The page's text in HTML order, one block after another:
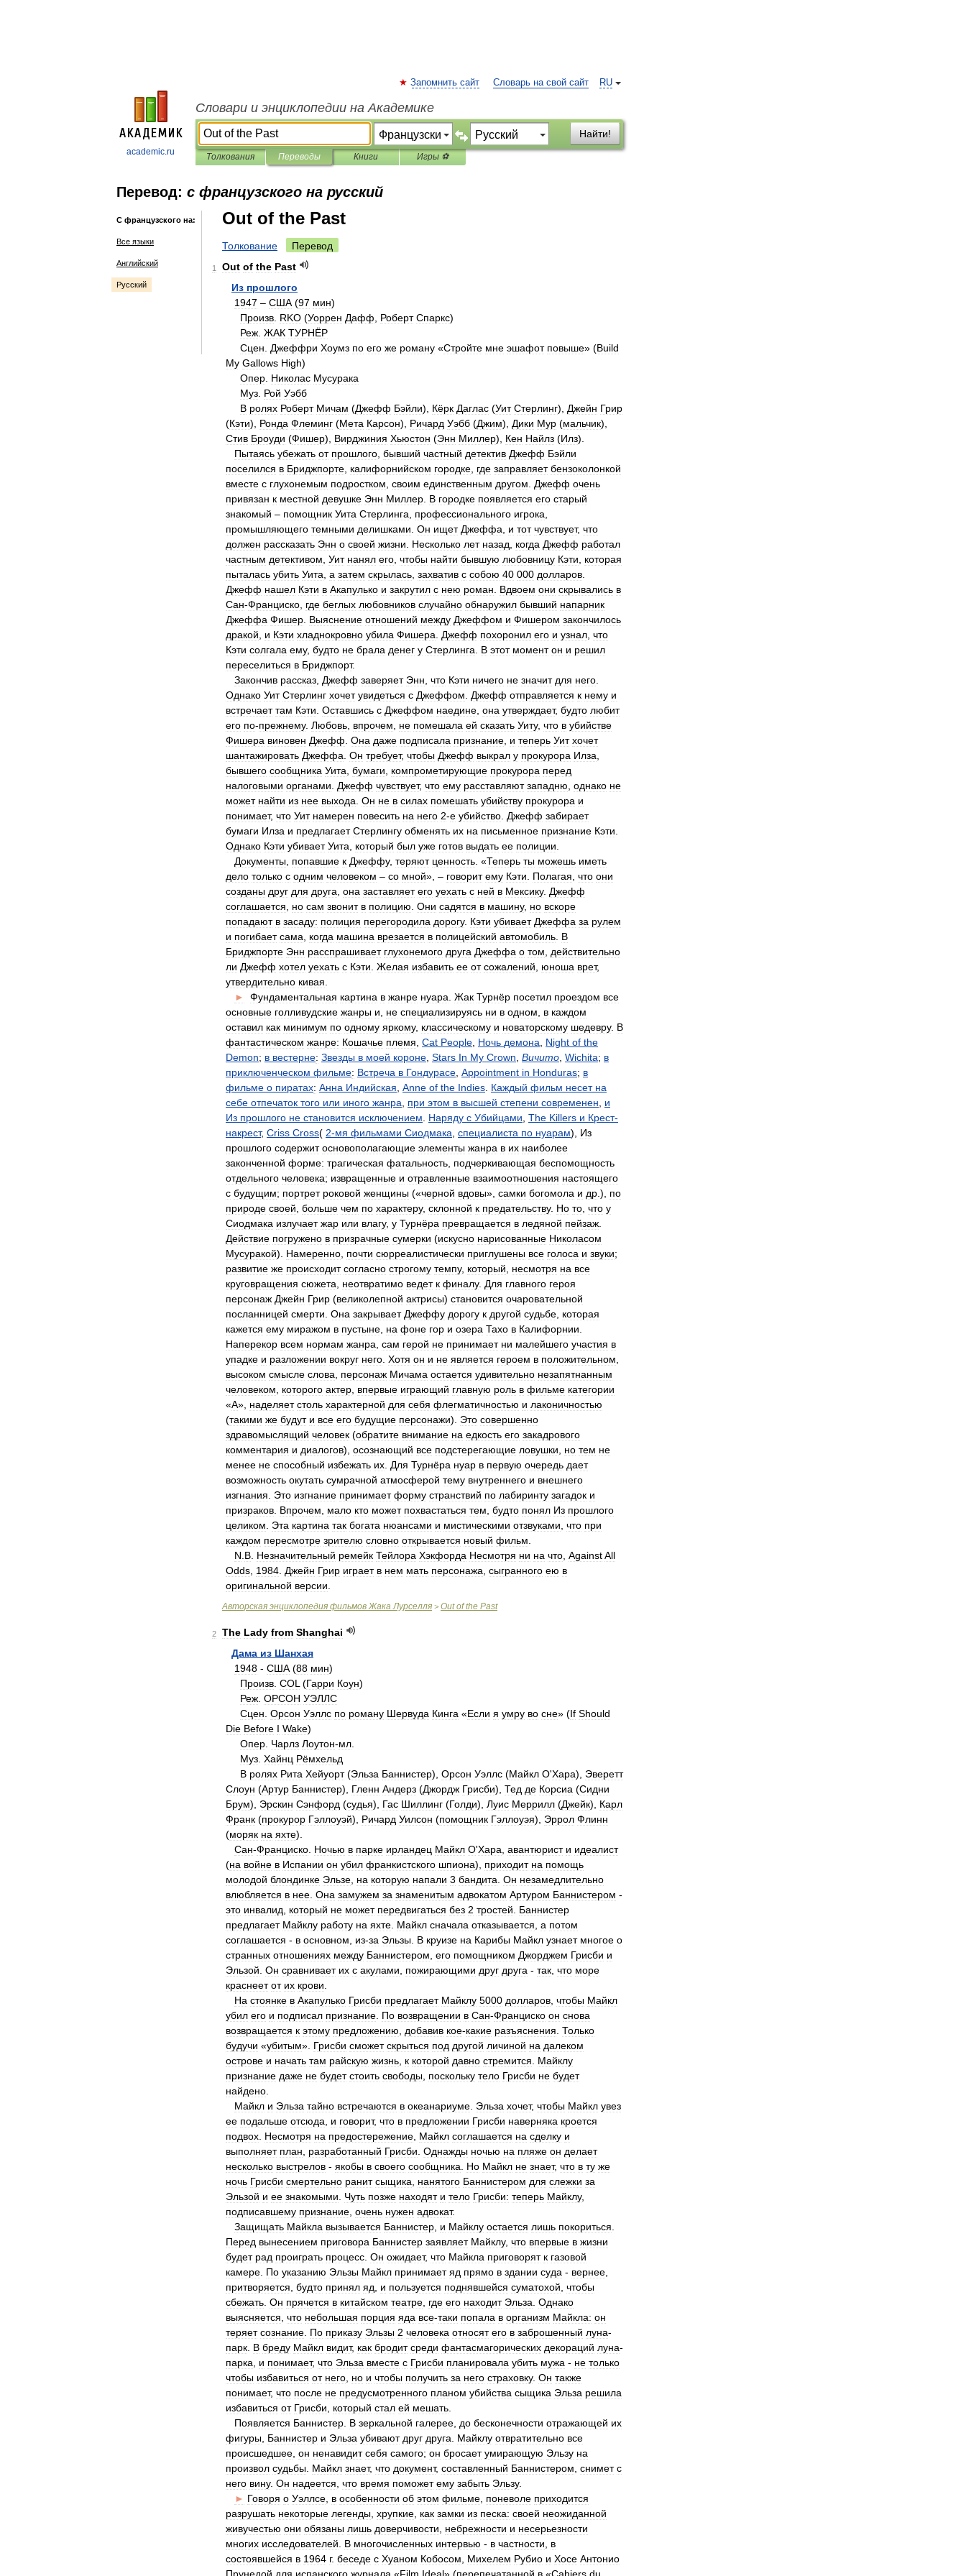
academic.ru
RU
Запомнить сайт Словарь на свой сайт
Словари и энциклопедии на Академике
Найти!
Толкования Переводы Книги Игры ⚽
Перевод: с французского на русский
С французского на:
Все языки
Английский
Русский
Out of the Past
Толкование Перевод
1 Out of the Past
Из прошлого
1947 – США (97 мин)
Произв RKO (Уоррен Дафф Роберт Спаркс)
Реж ЖАК ТУРНЁР
Сцен
Джеффри Хоумз по его же роману «Стройте мне эшафот повыше» (Build
My Gallows High)
Опер Николас Мусурака
Муз Рой Уэбб
В ролях Роберт Мичам (Джефф Бэйли), Кёрк Даглас (Уит Стерлинг), Джейн Грир
(Кэти), Ронда Флеминг (Мета Карсон), Ричард Уэбб (Джим), Дики Мур (мальчик),
Стив Броуди (Фишер), Вирджиния Хьюстон (Энн Миллер), Кен Найлз (Илз).
Пытаясь убежать от прошлого бывший частный детектив Джефф Бэйли
поселился в Бриджпорте калифорнийском городке где заправляет бензоколонкой
вместе с глухонемым подростком своим единственным другом Джефф очень
привязан к местной девушке Энн Миллер В городке появляется его старый
знакомый – помощник Уита Стерлинга профессионального игрока
промышляющего темными делишками Он ищет Джеффа и тот чувствует, что
должен рассказать Энн о своей жизни Несколько лет назад когда Джефф работал
частным детективом Уит нанял его чтобы найти бывшую любовницу Кэти
которая
пыталась убить Уита а затем скрылась захватив с собою 40 000 долларов
Джефф нашел Кэти в Акапулько и закрутил с нею роман Вдвоем они скрывались в
Сан-Франциско где беглых любовников случайно обнаружил бывший напарник
Джеффа Фишер Выяснение отношений между Джеффом и Фишером закончилось
дракой
и Кэти хладнокровно убила Фишера Джефф похоронил его и узнал что
Кэти солгала ему, будто не брала денег у Стерлинга В этот момент он и решил
переселиться в Бриджпорт.
Закончив рассказ Джефф заверяет Энн что Кэти ничего не значит для него
Однако Уит Стерлинг хочет увидеться с Джеффом Джефф отправляется к нему и
встречает там Кэти Оставшись с Джеффом наедине она утверждает, будто любит
его по-прежнему. Любовь впрочем не помешала ей сказать Уиту, что в убийстве
Фишера виновен Джефф Она даже подписала признание и теперь Уит хочет
шантажировать Джеффа Он требует, чтобы Джефф выкрал у прокурора Илза
бывшего сообщника Уита бумаги компрометирующие прокурора перед
налоговыми органами Джефф чувствует, что ему расставляют западню однако не
может найти из нее выхода Он не в силах помешать убийству прокурора и
понимает, что Уит намерен повесить на него 2-е убийство Джефф забирает
бумаги Илза и предлагает Стерлингу обменять их на письменное признание Кэти
Однако Кэти убивает Уита который был уже готов выдать ее полиции
Документы попавшие к Джеффу, теряют ценность . «Теперь ты можешь иметь
дело только с одним человеком – со мной», – говорит ему Кэти Полагая что они
созданы друг для друга она заставляет его уехать с ней в Мексику. Джефф
соглашается
но сам звонит в полицию Они садятся в машину, но вскоре
попадают в засаду: полиция перегородила дорогу. Кэти убивает Джеффа за рулем
и погибает сама когда машина врезается в полицейский автомобиль В
Бриджпорте Энн расспрашивает глухонемого друга Джеффа о том
действительно
ли Джефф хотел уехать с Кэти Желая избавить ее от сожалений юноша врет,
утвердительно кивая
►
Фундаментальная картина в жанре нуара Жак Турнёр посетил проездом все
основные голливудские жанры и не специализируясь ни в одном в каждом
оставил как минимум по одному яркому, классическому и новаторскому шедевру. В
фантастическом жанре: Кошачье племя Cat People Ночь демона Night of the
Demon; в вестерне: Звезды в моей короне Stars In My Crown Вичито Wichita; в
приключенческом фильме: Встреча в Гондурасе Appointment in Honduras; в
фильме о пиратах: Анна Индийская Anne of the Indies Каждый фильм несет на
себе отпечаток того или иного жанра при этом в высшей степени современен
и
Из прошлого не становится исключением Наряду с Убийцами The Killers и Крест-
накрест, Criss Cross( 2-мя фильмами Сиодмака специалиста по нуарам), Из
прошлого содержит основополагающие элементы жанра в их наиболее
законченной форме: трагическая фатальность подчеркивающая беспомощность
отдельного человека; извращенные и отравленные взаимоотношения настоящего
с будущим; портрет роковой женщины («черной вдовы», самки богомола и др .), по
природе своей больше чем по характеру, склонной к предательству. Но то что у
Сиодмака излучает жар или влагу, у Турнёра превращается в ледяной пейзаж
Действие погружено в призрачные сумерки (искусно нарисованные Николасом
Мусуракой). Намеренно почти сюрреалистически приглушены все голоса и звуки;
развитие же происходит согласно строгому темпу, который несмотря на все
круговращения сюжета неотвратимо ведет к финалу. Для главного героя
персонаж Джейн Грир (великолепной актрисы) становится очаровательной
посланницей смерти Она закрывает Джеффу дорогу к другой судьбе которая
кажется ему миражом в пустыне на фоне гор и озера Тахо в Калифорнии
Наперекор всем нормам жанра сам герой не принимает ни малейшего участия в
упадке и разложении вокруг него Хотя он и не является героем в положительном
высоком смысле слова персонаж Мичама остается удивительно незапятнанным
человеком
которого актер впервые играющий главную роль в фильме категории
«А», наделяет столь характерной для себя флегматичностью и лаконичностью
(такими же будут и все его будущие персонажи). Это совершенно
здравомыслящий человек (обратите внимание на едкость его закадрового
комментария и диалогов), осознающий все подстерегающие ловушки но тем не
менее не способный избежать их Для Турнёра нуар в первую очередь дает
возможность окутать сумрачной атмосферой тему внутреннего и внешнего
изгнания
Это изгнание принимает форму странствий по лабиринту загадок и
призраков Впрочем мало кто может похвастаться тем будто понял Из прошлого
целиком
Эта картина так богата нюансами и мистическими отзвуками что при
каждом пересмотре зрителю словно открывается новый фильм
N B Незначительный ремейк Тейлора Хэкфорда Несмотря ни на что AgainstAll
Odds 1984 Джейн Грир играет в нем мать персонажа сыгранного ею в
оригинальной версии
Авторская энциклопедия фильмов Жака Лурселля > Out of the Past
2 The Lady from Shanghai
Дама из Шанхая
1948 - США (88 мин)
Произв COL (Гарри Коун)
Реж ОРСОН УЭЛЛС
Сцен Орсон Уэллс по роману Шервуда Кинга «Если я умру во сне» (If Should
Die Before I Wake)
Опер Чарлз Лоутон-мл
Муз Хайнц Рёмхельд
В ролях Рита Хейуорт(Эльза Баннистер), Орсон Уэллс (Майкл О'Хара), Эверетт
Слоун (Артур Баннистер), Гленн Андерз (Джордж Грисби), Тед де Корсиа (Сидни
Брум), Эрскин Сэнфорд (судья), Гас Шиллинг (Голди), Луис Меррилл (Джейк), Карл
Франк (прокурор Гэллоуэй), Ричард Уилсон (помощник Гэллоуэя), Эррол Флинн
(моряк на яхте).
Сан-Франциско Ночью в парке ирландец Майкл О'Хара авантюрист и идеалист
(на войне в Испании он убил франкистского шпиона), приходит на помощь
молодой блондинке Эльзе на которую напали 3 бандита Он незамедлительно
влюбляется в нее Она замужем за знаменитым адвокатом Артуром Баннистером -
это инвалид который не может передвигаться без 2 тростей
Баннистер
предлагает Майклу работу на яхте Майкл сначала отказывается а потом
соглашается - в основном из-за Эльзы В круизе на Карибы Майкл узнает многое о
странных отношениях между Баннистером его помощником Джорджем Грисби и
Эльзой Он сравнивает их с акулами пожирающими друг друга - так что море
краснеет от их крови
На стоянке в Акапулько Грисби предлагает Майклу 5000 долларов чтобы Майкл
убил его и подписал признание По возвращении в Сан-Франциско он снова
возвращается к этому предложению добавив кое-какие разъяснения Только
будучи «убитым». Грисби сможет скрыться под другой личиной на далеком
острове и начать там райскую жизнь к которой давно стремится
Майклу
признание даже не будет стоить свободы поскольку тело Грисби не будет
найдено
Майкл и Эльза тайно встречаются в океанариуме Эльза хочет, чтобы Майкл увез
ее подальше отсюда и говорит, что в предложении Грисби наверняка кроется
подвох Несмотря на предостережение Майкл соглашается на сделку и
выполняет план разработанный Грисби Однажды ночью на пляже он делает
несколько выстрелов - якобы в своего сообщника Но Майкл не знает, что в ту же
ночь Грисби смертельно ранит сыщика нанятого Баннистером для слежки за
Эльзой и ее знакомыми Чуть позже находят и тело Грисби: теперь Майклу,
подписавшему признание очень нужен адвокат.
Защищать Майкла вызывается Баннистер и Майклу остается лишь покориться
Перед вынесением приговора Баннистер заявляет Майклу, что впервые в жизни
будет рад проиграть процесс Он ожидает, что Майкла приговорят к газовой
камере По указанию Эльзы Майкл принимает яд прямо в здании суда - вернее
притворяется будто принял яд и пользуется поднявшейся суматохой чтобы
сбежать Он прячется в китайском театре где его находит Эльза Однако
выясняется что небольшая порция яда все-таки попала в организм Майкла: он
теряет сознание По приказу Эльзы 2 человека относят его в заброшенный луна-
парк В бреду Майкл видит, как бродит среди фантасмагорических декораций луна-
парка
и понимает, что Эльза вместе с Грисби планировала убить мужа - не только
чтобы избавиться от него но и чтобы получить за него страховку. Он также
понимает, что после не предусмотренного планом убийства сыщика Эльза решила
избавиться от Грисби который стал ей мешать
Появляется Баннистер В зеркальной галерее до бесконечности отражающей их
фигуры Баннистер и Эльза убивают друг друга Майклу отвратительно все
происшедшее он ненавидит себя самого; он бросает умирающую Эльзу на
произвол судьбы Майкл знает, что документ, составленный Баннистером снимет с
него вину. Он надеется что время поможет ему забыть Эльзу.
► Говоря о Уэллсе в особенности об этом фильме поневоле приходится
разрушать некоторые легенды хрупкие как замки из песка: своей неожиданной
живучестью они обязаны лишь доверчивости небрежности и несерьезности
многих исследователей В многочисленных интервью - в частности
в
состоявшейся в 1964 г. беседе с Хуаном Кобосом Михелем Рубио и Хосе Антонио